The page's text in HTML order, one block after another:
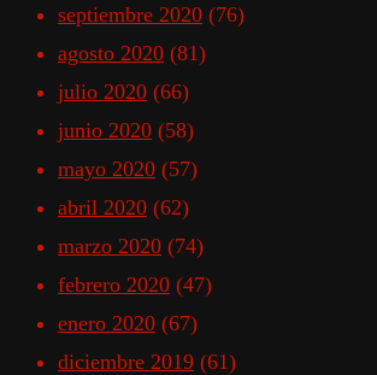
septiembre 2020 (76)
agosto 2020 (81)
julio 2020 (66)
junio 2020 (58)
mayo 2020 (57)
abril 2020 (62)
marzo 2020 (74)
febrero 2020 (47)
enero 2020 (67)
diciembre 2019 (61)